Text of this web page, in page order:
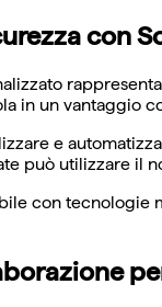
con
in un vantaggio
e
può utilizzare
con tecnologie